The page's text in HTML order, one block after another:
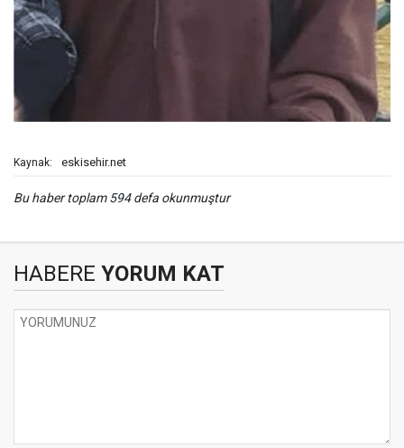
Kaynak: eskisehir.net
Bu haber toplam 594 defa okunmuştur
HABERE YORUM KAT